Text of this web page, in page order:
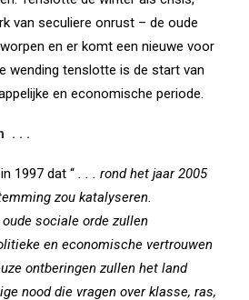
van seculiere onrust – de oude
en er komt een nieuwe voor
wending tenslotte is de start van
en economische periode.
. . .
1997 dat “ . . . rond het jaar 2005
zou katalyseren.
sociale orde zullen
en economische vertrouwen
ontberingen zullen het land
nood die vragen over klasse, ras,